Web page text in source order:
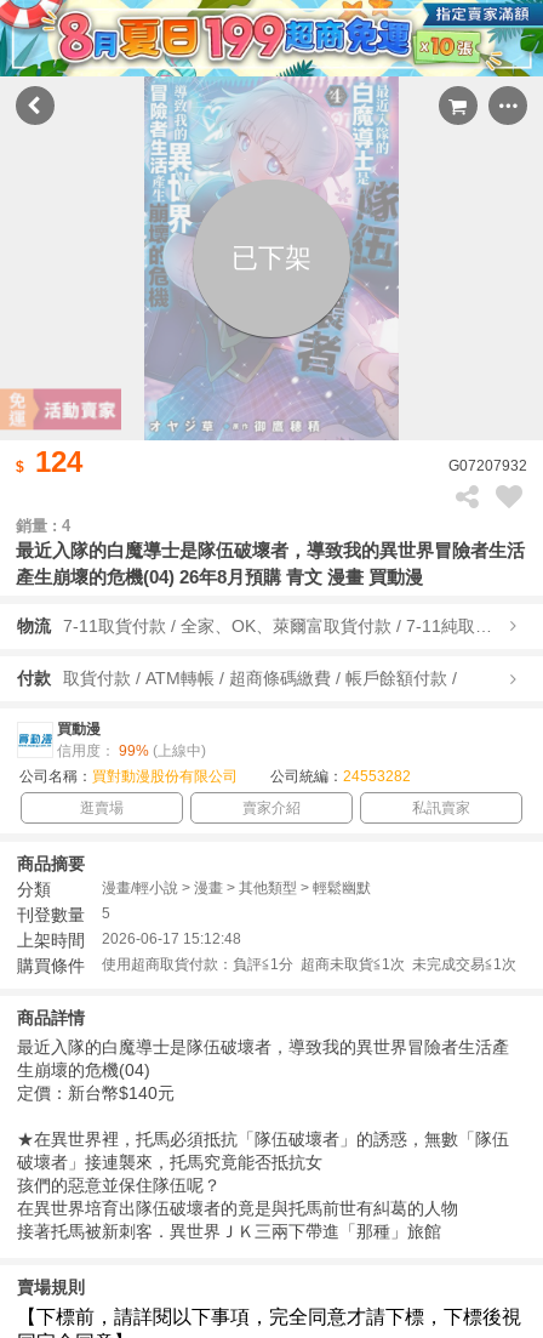
已下架
124 G07207932
銷量 : 4
最近入隊的白魔導士是隊伍破壞者，導致我的異世界冒險者生活
產生崩壞的危機(04) 26年8月預購 青文 漫畫 買動漫
物流
付款 取貨付款 / ATM轉帳 / 超商條碼繳費 / 帳戶餘額付款 /
買動漫
信用度： 99% (上線中)
公司名稱： 買對動漫股份有限公司 公司統編： 24553282
逛賣場
賣家介紹 私訊賣家
商品摘要
分類
漫畫/輕小說 > 漫畫 > 其他類型 > 輕鬆幽默
刊登數量 5
上架時間 2026-06-17 15:12:48
購買條件 使用超商取貨付款：負評≦1分 超商未取貨≦1次 未完成交易≦1次
商品詳情
最近入隊的白魔導士是隊伍破壞者，導致我的異世界冒險者生活產
生崩壞的危機(04)
定價：新台幣$140元
★在異世界裡，托馬必須抵抗「隊伍破壞者」的誘惑，無數「隊伍
破壞者」接連襲來，托馬究竟能否抵抗女
孩們的惡意並保住隊伍呢？
在異世界培育出隊伍破壞者的竟是與托馬前世有糾葛的人物
接著托馬被新刺客．異世界ＪＫ三兩下帶進「那種」旅館
賣場規則